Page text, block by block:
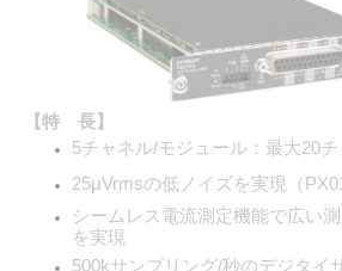
【特 長】
5チャネル/モジュール：最大20
25μVrmsの低ノイズを実現（
シームレス電流測定機能で広い
を実現
500kサンプリング/秒のデジタイ